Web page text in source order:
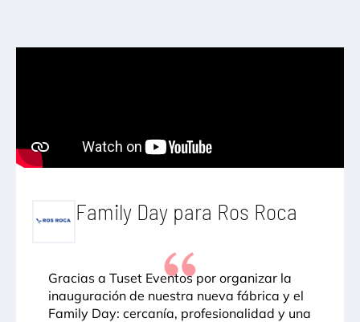
Family Day para Ros Roca
Gracias a Tuset Eventos por organizar la
inauguración de nuestra nueva fábrica y el
Family Day: cercanía, profesionalidad y una